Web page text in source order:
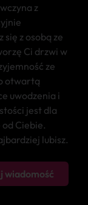
z
z osobą ze
Ci drzwi w
ze
otwartą
uwodzenia i
jest dla
Ciebie.
lubisz.
wiadomość